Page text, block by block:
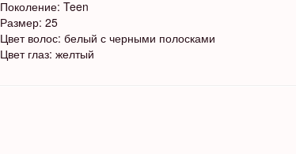
Поколение: Teen
Размер: 25
Цвет волос: белый с черными полосками
Цвет глаз: желтый